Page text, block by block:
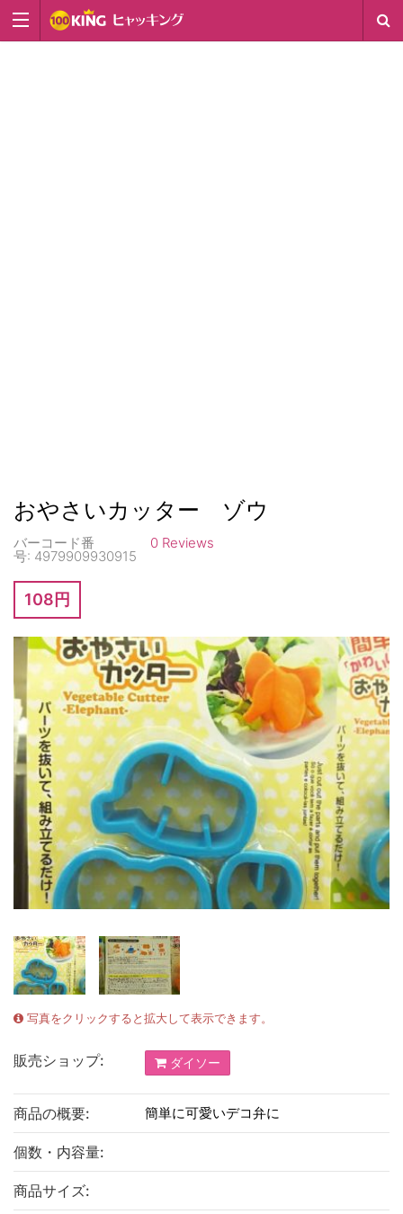
おやさいカッター ゾウ
バーコード番
号: 4979909930915
0 Reviews
108円
写真をクリックすると拡大して表示できます。
販売ショップ: ダイソー
商品の概要: 簡単に可愛いデコ弁に
個数・内容量:
商品サイズ: